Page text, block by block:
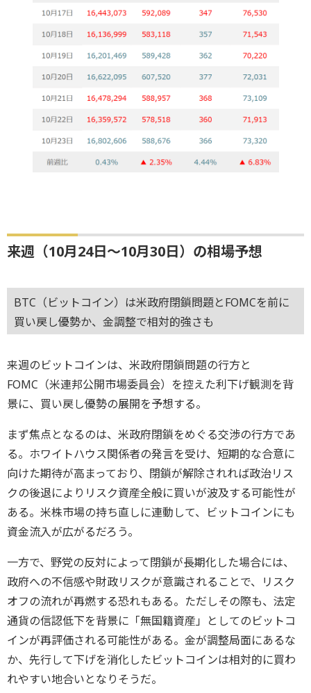
来週（10月24日～10月30日）の相場予想
BTC（ビットコイン）は米政府閉鎖問題とFOMCを前に
買い戻し優勢か、金調整で相対的強さも
来週のビットコインは、米政府閉鎖問題の行方と
FOMC（米連邦公開市場委員会）を控えた利下げ観測を背
景に、買い戻し優勢の展開を予想する。
まず焦点となるのは、米政府閉鎖をめぐる交渉の行方であ
る。ホワイトハウス関係者の発言を受け、短期的な合意に
向けた期待が高まっており、閉鎖が解除されれば政治リス
クの後退によりリスク資産全般に買いが波及する可能性が
ある。米株市場の持ち直しに連動して、ビットコインにも
資金流入が広がるだろう。
一方で、野党の反対によって閉鎖が長期化した場合には、
政府への不信感や財政リスクが意識されることで、リスク
オフの流れが再燃する恐れもある。ただしその際も、法定
通貨の信認低下を背景に「無国籍資産」としてのビットコ
インが再評価される可能性がある。金が調整局面にあるな
か、先行して下げを消化したビットコインは相対的に買わ
れやすい地合いとなりそうだ。